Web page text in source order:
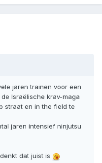
jaren trainen voor een
Israëlische krav-maga
straat en in the field te
jaren intensief ninjutsu
dat juist is